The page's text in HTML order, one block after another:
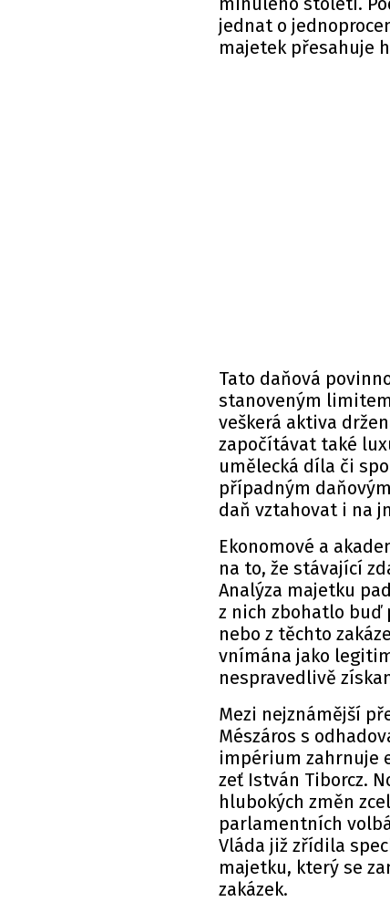
jednat o
majetek přesahuje
Tato daňová
stanoveným
veškerá aktiva
započítávat také
umělecká díla či
případným
daň vztahovat i na
Ekonomové a
na to, že stávající
Analýza majetku
z nich zbohatlo
nebo z těchto
vnímána jako
nespravedlivě
Mezi nejznámější
Mészáros s
impérium zahrnuje
zeť István Tiborcz.
hlubokých změn
parlamentních
Vláda již zřídila
majetku, který se
zakázek.